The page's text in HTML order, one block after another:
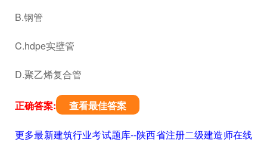
B.钢管
C.hdpe实壁管
D.聚乙烯复合管
正确答案: 查看最佳答案
更多最新建筑行业考试题库--陕西省注册二级建造师在线